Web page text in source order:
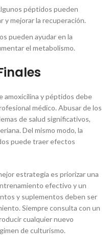
péptidos pueden
y mejorar la recuperación.
pueden ayudar en la
el metabolismo.
amoxicilina y péptidos debe
médico. Abusar de los
de salud significativos,
Del mismo modo, la
puede traer efectos
estrategia es priorizar una
efectivo y un
y suplementos deben ser
Siempre consulta con un
cualquier nuevo
de culturismo.